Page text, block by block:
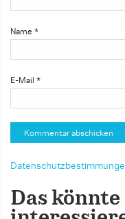
Name *
E-Mail *
Das